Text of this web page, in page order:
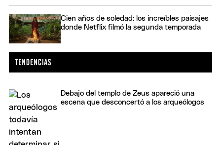
Cien años de soledad: los increíbles paisajes
donde Netflix filmó la segunda temporada
Debajo del templo de Zeus apareció una
escena que desconcertó a los arqueólogos